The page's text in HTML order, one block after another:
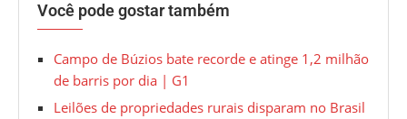
Você pode gostar também
Campo de Búzios bate recorde e atinge 1,2 milhão
de barris por dia | G1
Leilões de propriedades rurais disparam no Brasil